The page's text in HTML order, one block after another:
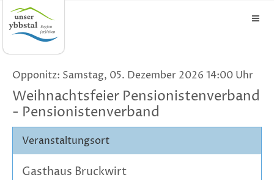
Opponitz: Samstag, 05. Dezember 2026 14:00 Uhr
Weihnachtsfeier Pensionistenverband
- Pensionistenverband
Veranstaltungsort
Gasthaus Bruckwirt